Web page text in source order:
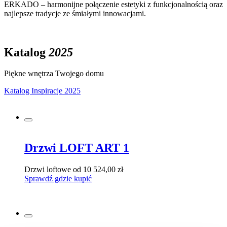
ERKADO – harmonijne połączenie estetyki z funkcjonalnością oraz
najlepsze tradycje ze śmiałymi innowacjami.
Katalog 2025
Piękne wnętrza Twojego domu
Katalog Inspiracje 2025
Drzwi LOFT ART 1
Drzwi loftowe od 10 524,00 zł
Sprawdź gdzie kupić